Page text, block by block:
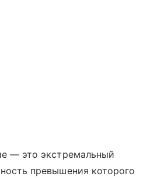
— это экстремальный
превышения которого